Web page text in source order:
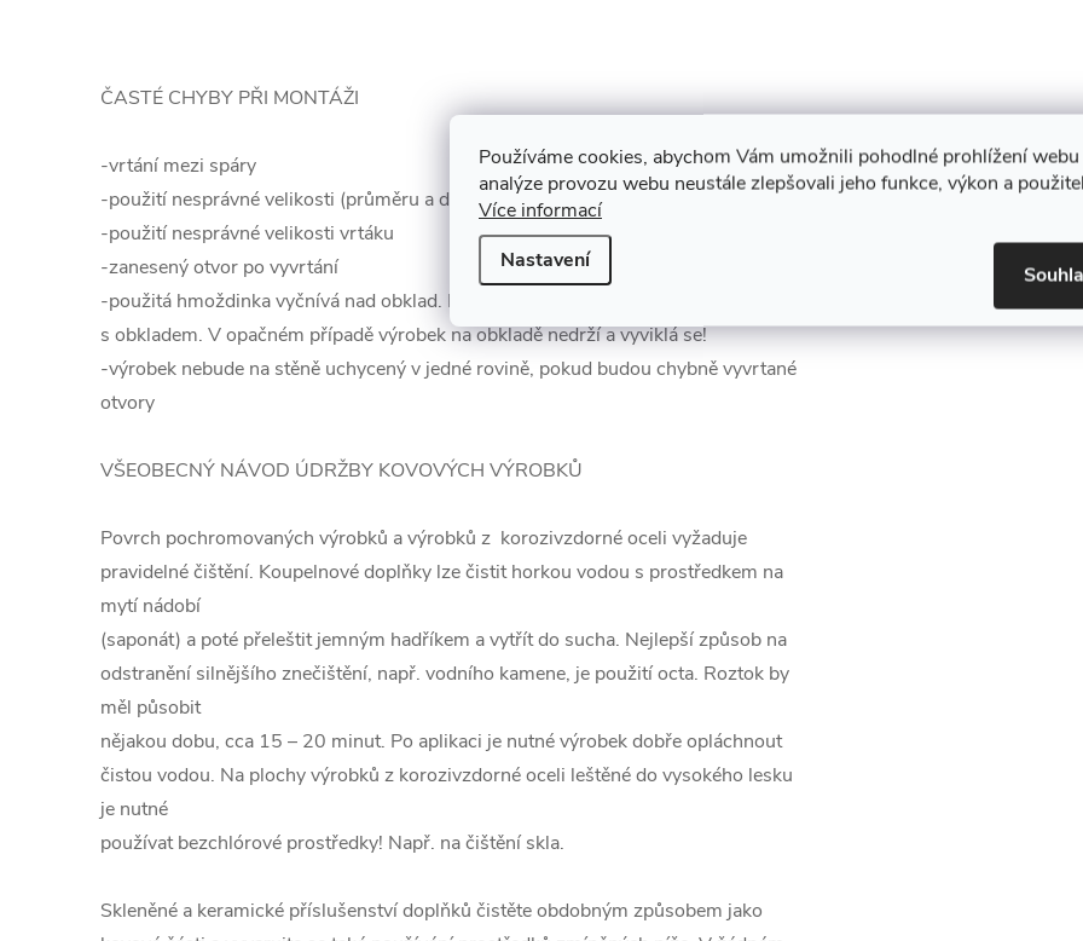
Používáme cookies, abychom Vám umožnili pohodlné prohlížení
analýze provozu webu neustále zlepšovali jeho funkce, výkon a
Více informací
Nastavení
ČASTÉ CHYBY PŘI MONTÁŽI
-vrtání mezi spáry
-použití nesprávné velikosti (průměru a délky) hmoždinek a šroubů
-použití nesprávné velikosti vrtáku
-zanesený otvor po vyvrtání
-použitá hmoždinka vyčnívá nad obklad. Hmoždinka musí být v jedné rovině
s obkladem. V opačném případě výrobek na obkladě nedrží a vyviklá se!
-výrobek nebude na stěně uchycený v jedné rovině, pokud budou chybně vyvrtané
otvory
VŠEOBECNÝ NÁVOD ÚDRŽBY KOVOVÝCH VÝROBKŮ
Povrch pochromovaných výrobků a výrobků z korozivzdorné oceli vyžaduje
pravidelné čištění. Koupelnové doplňky lze čistit horkou vodou s prostředkem na
mytí nádobí
(saponát) a poté přeleštit jemným hadříkem a vytřít do sucha. Nejlepší způsob na
odstranění silnějšího znečištění, např. vodního kamene, je použití octa. Roztok by
měl působit
nějakou dobu, cca 15 – 20 minut. Po aplikaci je nutné výrobek dobře opláchnout
čistou vodou. Na plochy výrobků z korozivzdorné oceli leštěné do vysokého lesku
je nutné
používat bezchlórové prostředky! Např. na čištění skla.
Skleněné a keramické příslušenství doplňků čistěte obdobným způsobem jako